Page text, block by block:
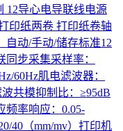
12导心电导联线电源
印纸两卷 打印纸卷轴
自动/手动/储存标准12
步采集采样率：
60Hz肌电滤波器：
共模抑制比：≥95dB
频率响应：0.05-
40（mm/mv）打印机